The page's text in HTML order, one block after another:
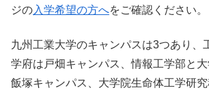
ジの入学希望の方へをご確認ください。
九州工業大学のキャンパスは3つあり、
学府は戸畑キャンパス、情報工学部と
飯塚キャンパス、大学院生命体工学研